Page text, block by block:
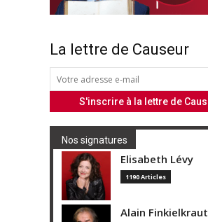
La lettre de Causeur
Nos signatures
Elisabeth Lévy
1190 Articles
Alain Finkielkraut